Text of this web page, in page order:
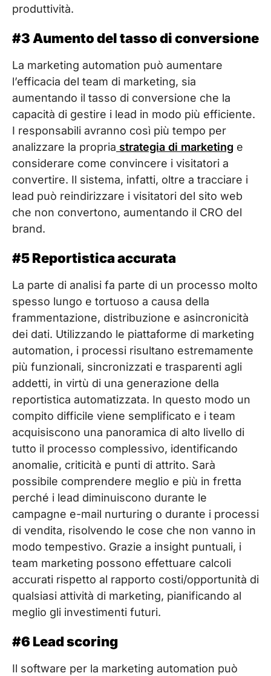
produttività.
#3 Aumento del tasso di conversione
La marketing automation può aumentare
l’efficacia del team di marketing, sia
aumentando il tasso di conversione che la
capacità di gestire i lead in modo più efficiente.
I responsabili avranno così più tempo per
analizzare la propria strategia di marketing e
considerare come convincere i visitatori a
convertire. Il sistema, infatti, oltre a tracciare i
lead può reindirizzare i visitatori del sito web
che non convertono, aumentando il CRO del
brand.
#5 Reportistica accurata
La parte di analisi fa parte di un processo molto
spesso lungo e tortuoso a causa della
frammentazione, distribuzione e asincronicità
dei dati. Utilizzando le piattaforme di marketing
automation, i processi risultano estremamente
più funzionali, sincronizzati e trasparenti agli
addetti, in virtù di una generazione della
reportistica automatizzata. In questo modo un
compito difficile viene semplificato e i team
acquisiscono una panoramica di alto livello di
tutto il processo complessivo, identificando
anomalie, criticità e punti di attrito. Sarà
possibile comprendere meglio e più in fretta
perché i lead diminuiscono durante le
campagne e-mail nurturing o durante i processi
di vendita, risolvendo le cose che non vanno in
modo tempestivo. Grazie a insight puntuali, i
team marketing possono effettuare calcoli
accurati rispetto al rapporto costi/opportunità di
qualsiasi attività di marketing, pianificando al
meglio gli investimenti futuri.
#6 Lead scoring
Il software per la marketing automation può